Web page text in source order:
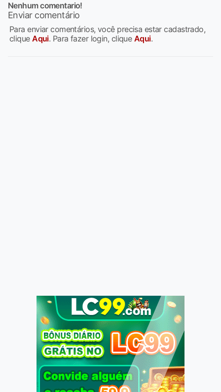
Nenhum comentario!
Enviar comentário
Para enviar comentários, você precisa estar cadastrado,
cliqueAqui. Para fazer login, clique Aqui.